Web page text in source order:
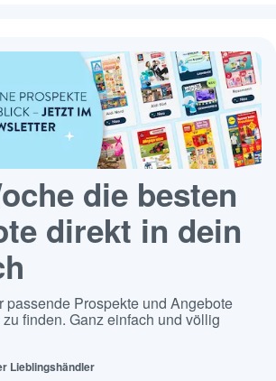
die besten
direkt in dein
passende Prospekte und Angebote
finden. Ganz einfach und völlig
Lieblingshändler